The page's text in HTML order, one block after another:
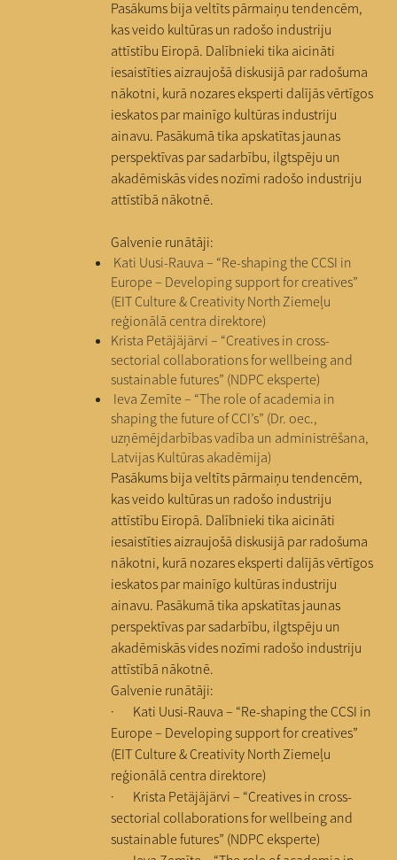
Pasākums bija veltīts pārmaiņu tendencēm,
kas veido kultūras un radošo industriju
attīstību Eiropā. Dalībnieki tika aicināti
iesaistīties aizraujošā diskusijā par radošuma
nākotni, kurā nozares eksperti dalījās vērtīgos
ieskatos par mainīgo kultūras industriju
ainavu. Pasākumā tika apskatītas jaunas
perspektīvas par sadarbību, ilgtspēju un
akadēmiskās vides nozīmi radošo industriju
attīstībā nākotnē.
Galvenie runātāji:
Kati Uusi-Rauva – “Re-shaping the CCSI in
Europe – Developing support for creatives”
(EIT Culture & Creativity North Ziemeļu
reģionālā centra direktore)
Krista Petäjäjärvi – “Creatives in cross-
sectorial collaborations for wellbeing and
sustainable futures” (NDPC eksperte)
Ieva Zemīte – “The role of academia in
shaping the future of CCI’s” (Dr. oec.,
uzņēmējdarbības vadība un administrēšana,
Latvijas Kultūras akadēmija)
Pasākums bija veltīts pārmaiņu tendencēm,
kas veido kultūras un radošo industriju
attīstību Eiropā. Dalībnieki tika aicināti
iesaistīties aizraujošā diskusijā par radošuma
nākotni, kurā nozares eksperti dalījās vērtīgos
ieskatos par mainīgo kultūras industriju
ainavu. Pasākumā tika apskatītas jaunas
perspektīvas par sadarbību, ilgtspēju un
akadēmiskās vides nozīmi radošo industriju
attīstībā nākotnē.
Galvenie runātāji:
· Kati Uusi-Rauva – “Re-shaping the CCSI in
Europe – Developing support for creatives”
(EIT Culture & Creativity North Ziemeļu
reģionālā centra direktore)
· Krista Petäjäjärvi – “Creatives in cross-
sectorial collaborations for wellbeing and
sustainable futures” (NDPC eksperte)